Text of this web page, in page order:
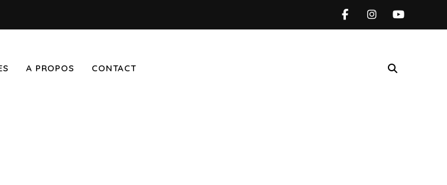
A PROPOS CONTACT